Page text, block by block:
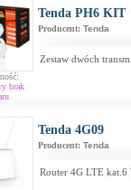
brak
Tenda PH6 KIT
Producent: Tenda
Zestaw dwóch
Tenda 4G09
Producent: Tenda
Router 4G LTE